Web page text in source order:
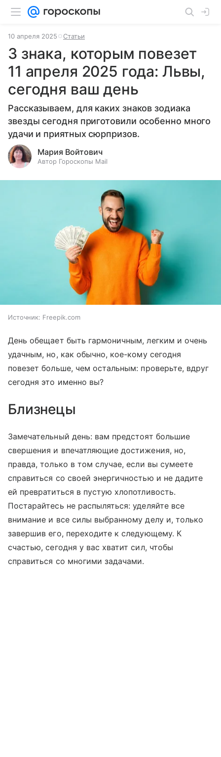
10 апреля 2025 Статьи
3 знака, которым повезет
11 апреля 2025 года: Львы,
сегодня ваш день
Рассказываем, для каких знаков зодиака
звезды сегодня приготовили особенно много
удачи и приятных сюрпризов.
Мария Войтович
Автор Гороскопы Mail
Источник: Freepik.com
День обещает быть гармоничным, легким и очень
удачным, но, как обычно, кое-кому сегодня
повезет больше, чем остальным: проверьте, вдруг
сегодня это именно вы?
Близнецы
Замечательный день: вам предстоят большие
свершения и впечатляющие достижения, но,
правда, только в том случае, если вы сумеете
справиться со своей энергичностью и не дадите
ей превратиться в пустую хлопотливость.
Постарайтесь не распыляться: уделяйте все
внимание и все силы выбранному делу и, только
завершив его, переходите к следующему. К
счастью, сегодня у вас хватит сил, чтобы
справиться со многими задачами.